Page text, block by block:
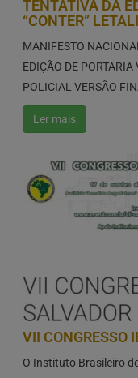
TENTATIVA DA
“CONTER”
MANIFESTO
EDIÇÃO DE
POLICIAL VERSÃO
Ler mais
VII CONGRESSO
O Instituto Brasileiro